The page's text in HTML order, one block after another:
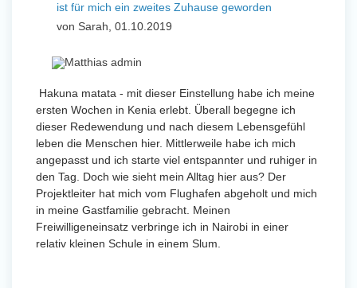
ist für mich ein zweites Zuhause geworden
von Sarah, 01.10.2019
Hakuna matata - mit dieser Einstellung habe ich meine
ersten Wochen in Kenia erlebt. Überall begegne ich
dieser Redewendung und nach diesem Lebensgefühl
leben die Menschen hier. Mittlerweile habe ich mich
angepasst und ich starte viel entspannter und ruhiger in
den Tag. Doch wie sieht mein Alltag hier aus? Der
Projektleiter hat mich vom Flughafen abgeholt und mich
in meine Gastfamilie gebracht. Meinen
Freiwilligeneinsatz verbringe ich in Nairobi in einer
relativ kleinen Schule in einem Slum.